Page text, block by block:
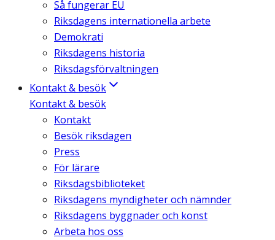
Så fungerar EU
Riksdagens internationella arbete
Demokrati
Riksdagens historia
Riksdagsförvaltningen
Kontakt & besök
Kontakt & besök
Kontakt
Besök riksdagen
Press
För lärare
Riksdagsbiblioteket
Riksdagens myndigheter och nämnder
Riksdagens byggnader och konst
Arbeta hos oss